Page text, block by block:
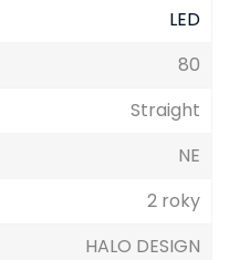
LED
80
Straight
NE
2 roky
HALO DESIGN